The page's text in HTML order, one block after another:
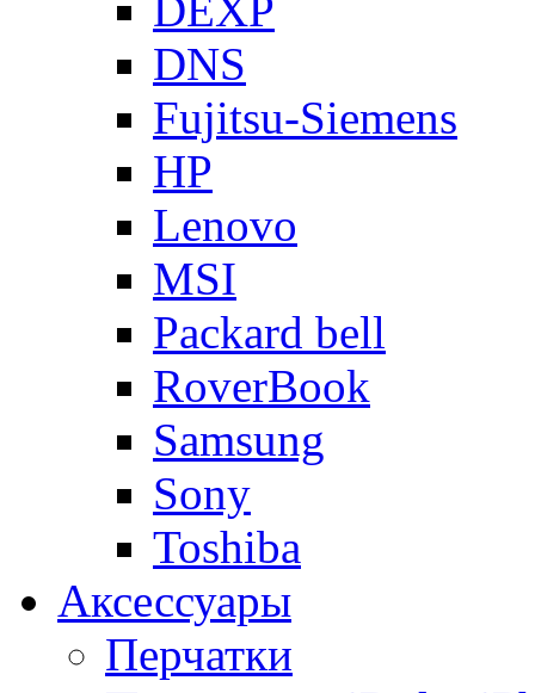
DNS
Fujitsu-Siemens
HP
Lenovo
MSI
Packard bell
RoverBook
Samsung
Sony
Toshiba
Аксессуары
Перчатки